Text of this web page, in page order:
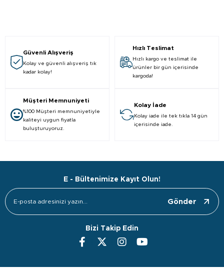
Güvenli Alışveriş
Kolay ve güvenli alışveriş tık
kadar kolay!
Hızlı Teslimat
Hızlı kargo ve teslimat ile
ürünler bir gün içerisinde
kargoda!
Müşteri Memnuniyeti
%100 Müşteri memnuniyetiyle
kaliteyi uygun fiyatla
buluşturuyoruz.
Kolay İade
Kolay iade ile tek tıkla 14 gün
içerisinde iade.
E - Bültenimize Kayıt Olun!
Gönder
Bizi Takip Edin